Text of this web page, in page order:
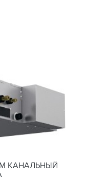
КАНАЛЬНЫЙ